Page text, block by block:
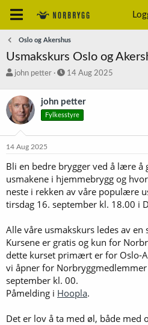
Oslo og Akershus
Usmakskurs Oslo og
T
å
d
s
a
r
e
r
john petter
S
r
t
a
14 Aug 2025
john petter
Fylkesstyre
14 Aug 2025
Bli en bedre brygger ved å lære å
usmakene i hjemmebrygg og
neste i rekken av våre populære
tirsdag 16. september kl. 18.00 i
Alle våre usmakskurs ledes av
Kursene er gratis og kun for
dette kurset primært er for Oslo-
vi åpner for
september kl. 00.
Påmelding i Hoopla.
Det er lov å ta med øl, både med